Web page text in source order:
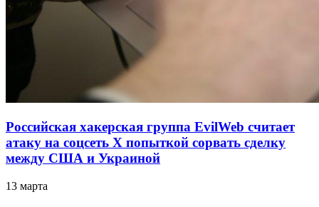
Российская хакерская группа EvilWeb считает
атаку на соцсеть Х попыткой сорвать сделку
между США и Украиной
13 марта